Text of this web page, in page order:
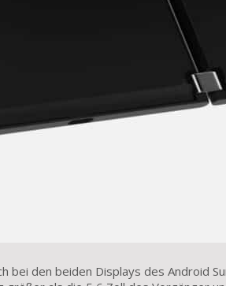
bei den beiden Displays des Android